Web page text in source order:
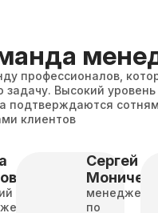
профессионалов,
Высокий
подтверждаются
клиентов
Сергей
Моничев
менеджер
по